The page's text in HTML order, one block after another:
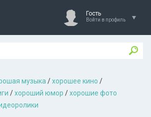
Гость
Войти в профиль
музыкa /хорошее кино /
/хороший юмор /хорошие фото